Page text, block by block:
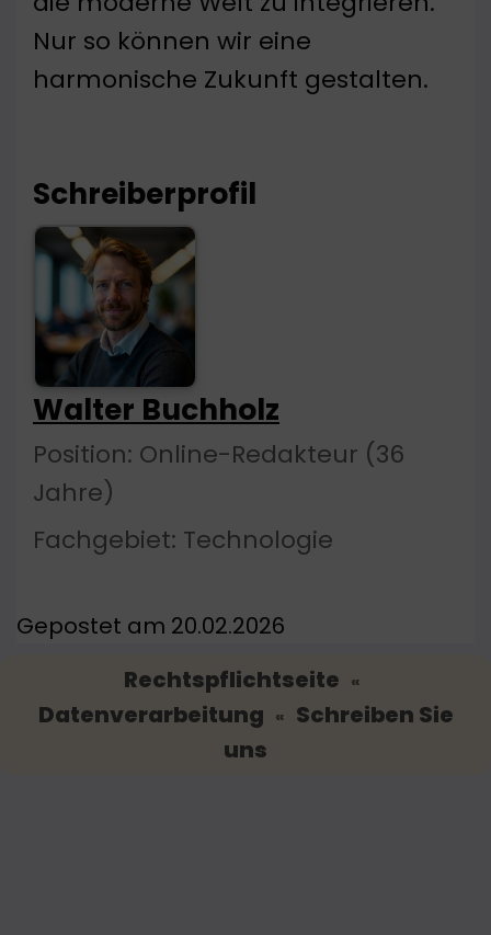
Nur so können wir eine
harmonische Zukunft gestalten.
Schreiberprofil
Walter Buchholz
Position: Online-Redakteur (36
Jahre)
Fachgebiet: Technologie
Gepostet am 20.02.2026
Rechtspflichtseite «
Datenverarbeitung « Schreiben Sie
uns